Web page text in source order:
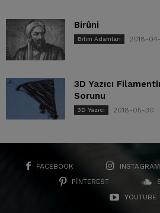
Birûni
Bilim Adamları 2018-
3D Yazıcı
Sorunu
3D Yazıcı 2018-05-30
FACEBOOK INSTAGRAM
PINTEREST
YOUTUBE